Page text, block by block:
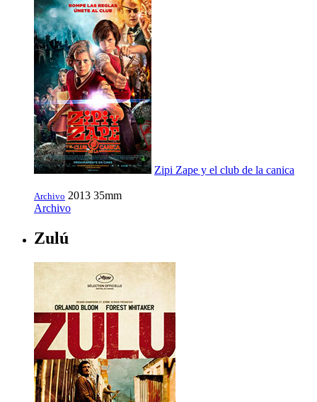
Zipi Zape y el club de la canica
Archivo 2013 35mm
Archivo
Zulú